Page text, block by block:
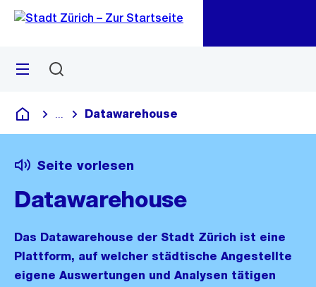
Navigation
Sprunglink
Menü
Deutsch
Blende alle Breadcrumbs ein
Datawarehouse
Seite vorlesen
Datawarehouse
Das Datawarehouse der Stadt Zürich ist eine
Plattform, auf welcher städtische Angestellte
eigene Auswertungen und Analysen tätigen